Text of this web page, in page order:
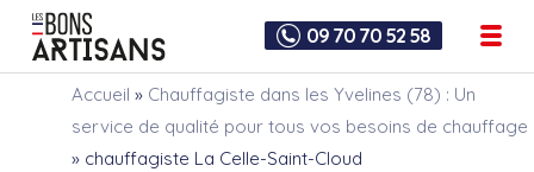
09 70 70 52 58
Accueil » Chauffagiste dans les Yvelines (78) : Un
service de qualité pour tous vos besoins de chauffage
» chauffagiste La Celle-Saint-Cloud